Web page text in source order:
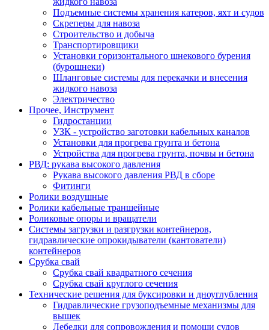
Подъемные системы хранения катеров, яхт и судов
Скреперы для навоза
Строительство и добыча
Транспортировщики
Установки горизонтального шнекового бурения
(бурошнеки)
Шланговые системы для перекачки и внесения
жидкого навоза
Электричество
Прочее, Инструмент
Гидростанции
УЗК - устройство заготовки кабельных каналов
Установки для прогрева грунта и бетона
Устройства для прогрева грунта, почвы и бетона
РВД: рукава высокого давления
Рукава высокого давления РВД в сборе
Фитинги
Ролики воздушные
Ролики кабельные траншейные
Роликовые опоры и вращатели
Системы загрузки и разгрузки контейнеров,
гидравлические опрокидыватели (кантователи)
контейнеров
Срубка свай
Срубка свай квадратного сечения
Срубка свай круглого сечения
Технические решения для буксировки и дноуглубления
Гидравлические грузоподъемные механизмы для
вышек
Лебедки для сопровождения и помощи судов